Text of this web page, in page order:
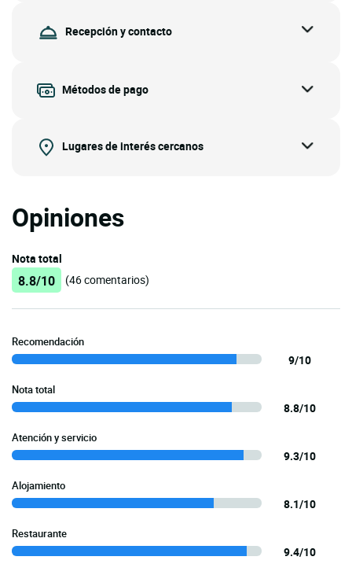
Recepción y contacto
Métodos de pago
Lugares de interés cercanos
Opiniones
Nota total
8.8/10 (46 comentarios)
Recomendación
9/10
Nota total
8.8/10
Atención y servicio
9.3/10
Alojamiento
8.1/10
Restaurante
9.4/10